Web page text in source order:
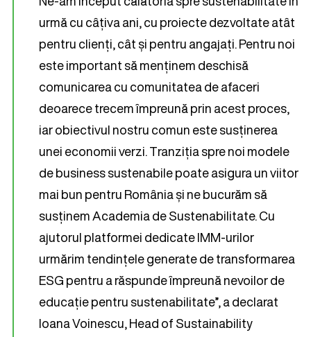
urmă cu câțiva ani, cu proiecte dezvoltate atât
pentru clienți, cât și pentru angajați. Pentru noi
este important să menținem deschisă
comunicarea cu comunitatea de afaceri
deoarece trecem împreună prin acest proces,
iar obiectivul nostru comun este susținerea
unei economii verzi. Tranziția spre noi modele
de business sustenabile poate asigura un viitor
mai bun pentru România și ne bucurăm să
susținem Academia de Sustenabilitate. Cu
ajutorul platformei dedicate IMM-urilor
urmărim tendințele generate de transformarea
ESG pentru a răspunde împreună nevoilor de
educație pentru sustenabilitate”, a declarat
Ioana Voinescu, Head of Sustainability